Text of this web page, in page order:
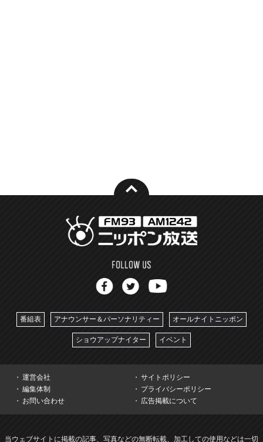
番組表 アナウンサー＆パーソナリティー オールナイトニッポン
ショウアップナイター イベント
運営会社
サイトポリシー
編集体制
プライバシーポリシー
お問い合わせ
広告掲載について
当ウェブサイトに掲載の記事、写真などの無断転載、加工しての使用などは一切